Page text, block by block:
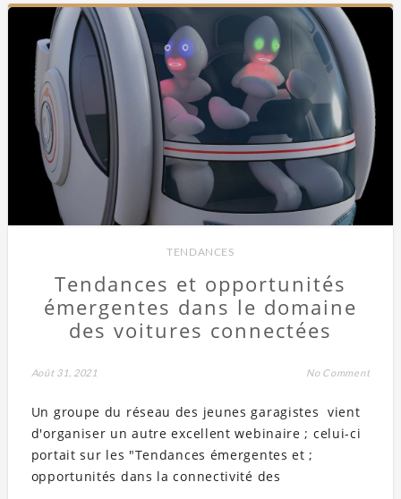
TENDANCES
Tendances et opportunités
émergentes dans le domaine
des voitures connectées
Août 31, 2021 No Comment
Un groupe du réseau des jeunes garagistes vient
d'organiser un autre excellent webinaire ; celui-ci
portait sur les "Tendances émergentes et ;
opportunités dans la connectivité des